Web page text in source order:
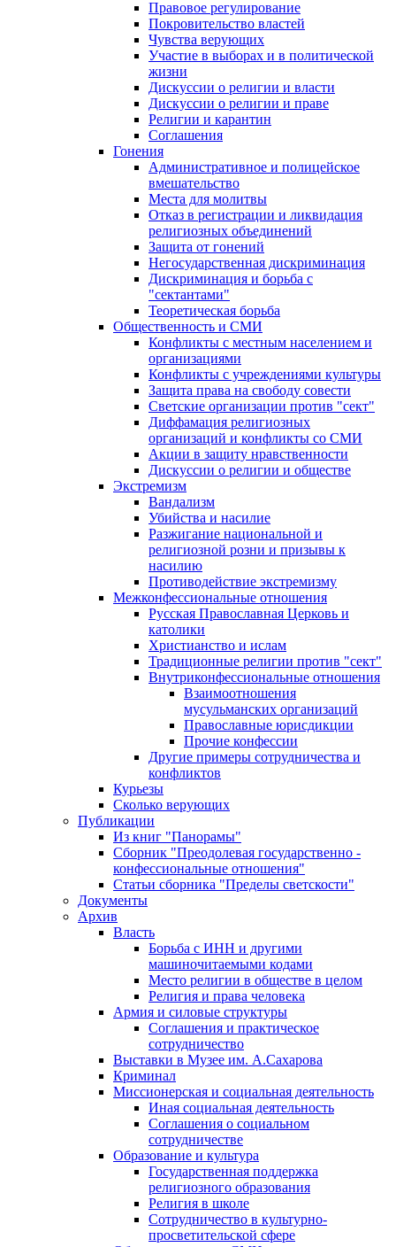
Правовое регулирование
Покровительство властей
Чувства верующих
Участие в выборах и в политической
жизни
Дискуссии о религии и власти
Дискуссии о религии и праве
Религии и карантин
Соглашения
Гонения
Административное и полицейское
вмешательство
Места для молитвы
Отказ в регистрации и ликвидация
религиозных объединений
Защита от гонений
Негосударственная дискриминация
Дискриминация и борьба с
"сектантами"
Теоретическая борьба
Общественность и СМИ
Конфликты с местным населением и
организациями
Конфликты с учреждениями культуры
Защита права на свободу совести
Светские организации против "сект"
Диффамация религиозных
организаций и конфликты со СМИ
Акции в защиту нравственности
Дискуссии о религии и обществе
Экстремизм
Вандализм
Убийства и насилие
Разжигание национальной и
религиозной розни и призывы к
насилию
Противодействие экстремизму
Межконфессиональные отношения
Русская Православная Церковь и
католики
Христианство и ислам
Традиционные религии против "сект"
Внутриконфессиональные отношения
Взаимоотношения
мусульманских организаций
Православные юрисдикции
Прочие конфессии
Другие примеры сотрудничества и
конфликтов
Курьезы
Сколько верующих
Публикации
Из книг "Панорамы"
Сборник "Преодолевая государственно -
конфессиональные отношения"
Статьи сборника "Пределы светскости"
Документы
Архив
Власть
Борьба с ИНН и другими
машиночитаемыми кодами
Место религии в обществе в целом
Религия и права человека
Армия и силовые структуры
Соглашения и практическое
сотрудничество
Выставки в Музее им. А.Сахарова
Криминал
Миссионерская и социальная деятельность
Иная социальная деятельность
Соглашения о социальном
сотрудничестве
Образование и культура
Государственная поддержка
религиозного образования
Религия в школе
Сотрудничество в культурно-
просветительской сфере